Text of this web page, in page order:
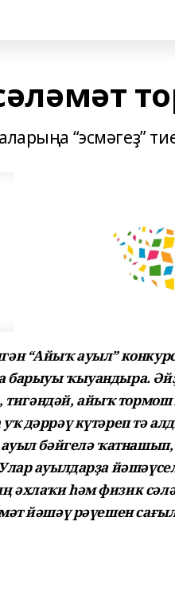
“эсмәгеҙ”
“Айыҡ ауыл”
барыуы ҡыуандыра.
айыҡ тормош
дәррәү күтәреп тә
бәйгелә
ауылдарҙа
әхлаҡи һәм физик
йәшәү рәүешен